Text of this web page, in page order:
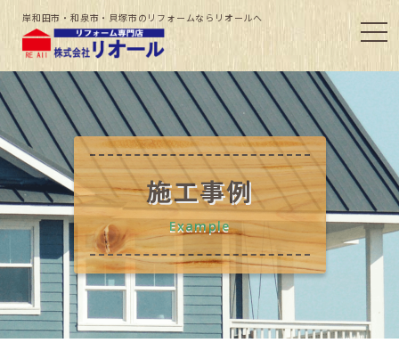
岸和田市・和泉市・貝塚市のリフォームならリオールへ
施工事例
Example